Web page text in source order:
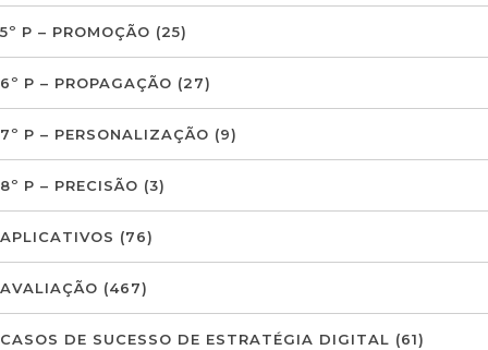
5º P – PROMOÇÃO (25)
6º P – PROPAGAÇÃO (27)
7º P – PERSONALIZAÇÃO (9)
8º P – PRECISÃO (3)
APLICATIVOS (76)
AVALIAÇÃO (467)
CASOS DE SUCESSO DE ESTRATÉGIA DIGITAL (61)